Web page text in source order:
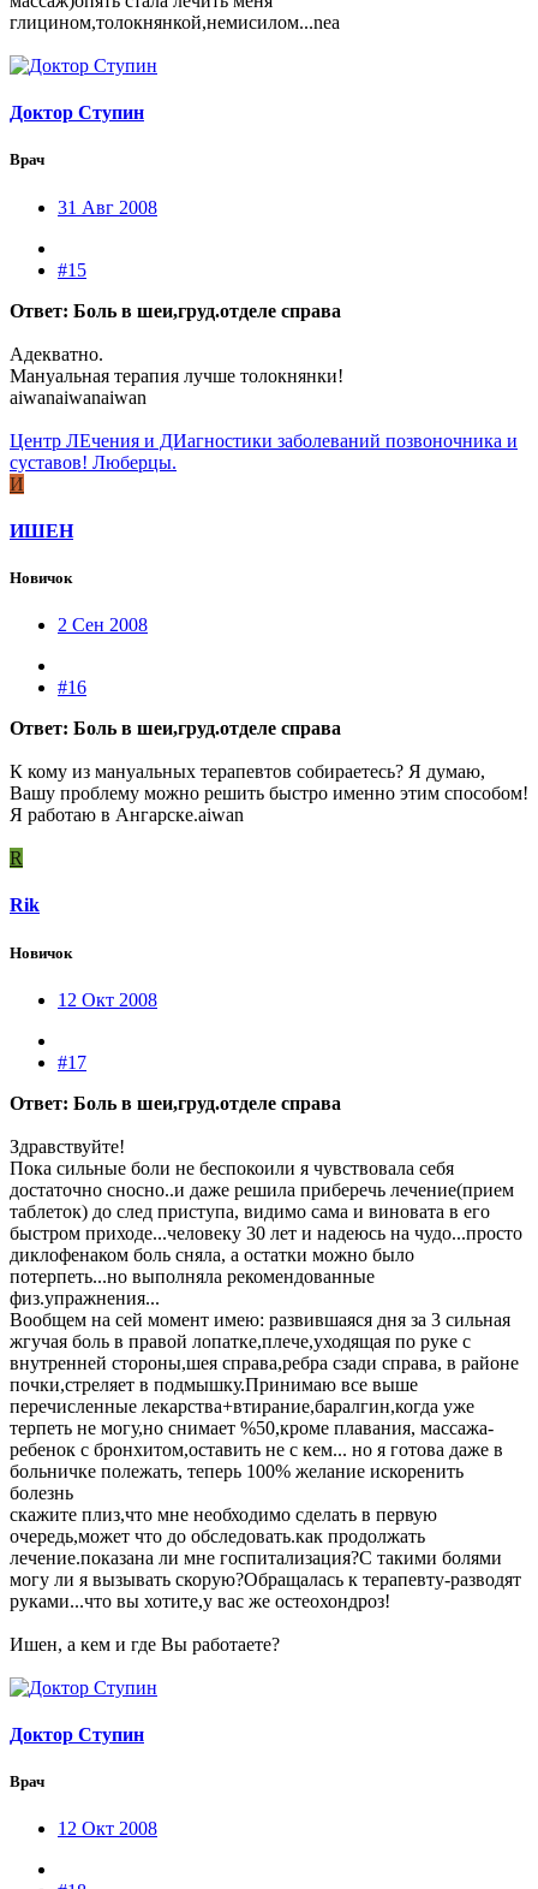
глицином,толокнянкой,немисилом...nea
Доктор Ступин
Врач
31 Авг 2008
#15
Ответ: Боль в шеи,груд.отделе справа
Адекватно.
Мануальная терапия лучше толокнянки!
aiwanaiwanaiwan
Центр ЛЕчения и ДИагностики заболеваний позвоночника и
суставов! Люберцы.
И
ИШЕН
Новичок
2 Сен 2008
#16
Ответ: Боль в шеи,груд.отделе справа
К кому из мануальных терапевтов собираетесь? Я думаю,
Вашу проблему можно решить быстро именно этим способом!
Я работаю в Ангарске.aiwan
R
Rik
Новичок
12 Окт 2008
#17
Ответ: Боль в шеи,груд.отделе справа
Здравствуйте!
Пока сильные боли не беспокоили я чувствовала себя
достаточно сносно..и даже решила приберечь лечение(прием
таблеток) до след приступа, видимо сама и виновата в его
быстром приходе...человеку 30 лет и надеюсь на чудо...просто
диклофенаком боль сняла, а остатки можно было
потерпеть...но выполняла рекомендованные
физ.упражнения...
Вообщем на сей момент имею: развившаяся дня за 3 сильная
жгучая боль в правой лопатке,плече,уходящая по руке с
внутренней стороны,шея справа,ребра сзади справа, в районе
почки,стреляет в подмышку.Принимаю все выше
перечисленные лекарства+втирание,баралгин,когда уже
терпеть не могу,но снимает %50,кроме плавания, массажа-
ребенок с бронхитом,оставить не с кем... но я готова даже в
больничке полежать, теперь 100% желание искоренить
болезнь
скажите плиз,что мне необходимо сделать в первую
очередь,может что до обследовать.как продолжать
лечение.показана ли мне госпитализация?С такими болями
могу ли я вызывать скорую?Обращалась к терапевту-разводят
руками...что вы хотите,у вас же остеохондроз!
Ишен, а кем и где Вы работаете?
Доктор Ступин
Врач
12 Окт 2008